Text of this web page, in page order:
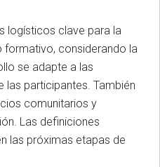
logísticos clave para la
considerando la
se adapte a las
las participantes. También
comunitarios y
Las definiciones
las próximas etapas de